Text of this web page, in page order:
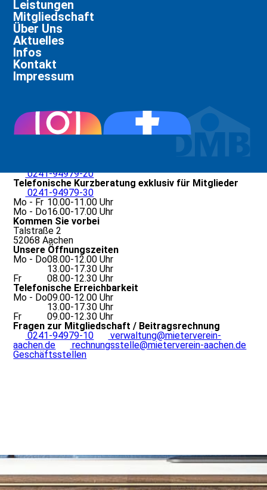
Leistungen
Mitgliedschaft
Über Uns
Aktuelles
Infos
Kontakt
Impressum
01.10.2022
Ausgabe 10/22
Mieterzeitung_2022_05_Oktober
0241-94979-20
Telefonische Kurzberatung exklusiv für Mitglieder
0241-94979-30
Mo - Fr 10.00-11.00 Uhr
Mo - Do16.00-17.00 Uhr
Kommen Sie vorbei
Talstraße 2
52068 Aachen
Unsere Öffnungszeiten
Mo - Do08.00-12.00 Uhr
13.00-17.30 Uhr
Fr
08.00-12.30 Uhr
Telefonische Erreichbarkeit
Mo - Do09.00-12.00 Uhr
13.00-17.30 Uhr
Fr
09.00-12.30 Uhr
Fragen zur Mitgliedschaft / Beitragsrechnung
0241-94979-10
verwaltung@mieterverein-
aachen.de
rechnungsstelle@mieterverein-aachen.de
Geschäftsstellen